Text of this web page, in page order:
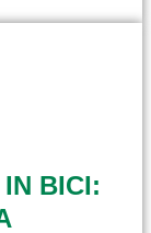
BICI: